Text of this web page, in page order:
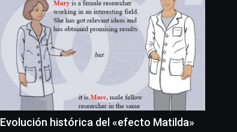
Evolución histórica del «efecto Matilda»